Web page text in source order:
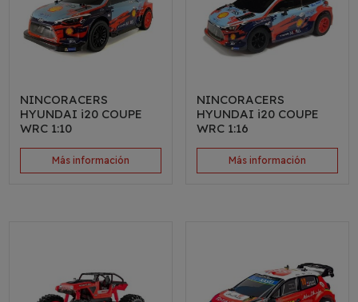
NINCORACERS
HYUNDAI i20 COUPE
WRC 1:10
Más información
NINCORACERS
HYUNDAI i20 COUPE
WRC 1:16
Más información